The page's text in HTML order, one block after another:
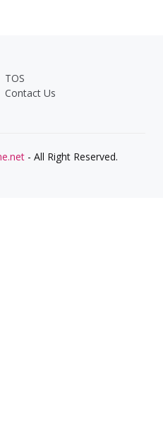
TOS
Contact Us
- All Right Reserved.